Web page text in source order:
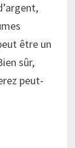
être un
sûr,
peut-